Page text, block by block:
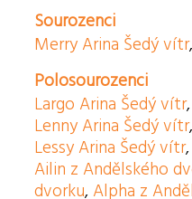
Sourozenci
Merry Arina Šedý vítr,
Polosourozenci
Largo Arina Šedý vítr,
Lenny Arina Šedý vítr,
Lessy Arina Šedý vítr,
Ailin z Andělského
dvorku, Alpha z